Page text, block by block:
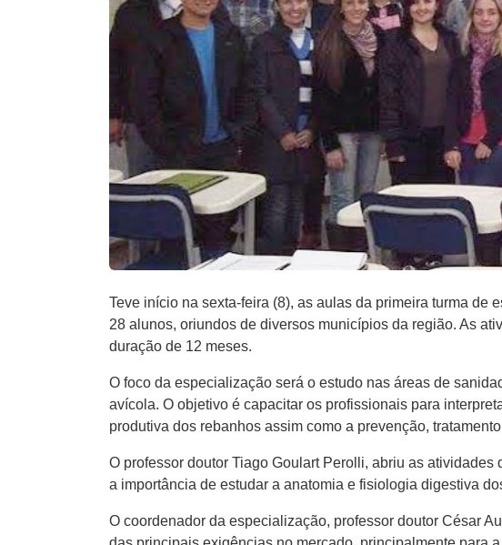
Teve início na sexta-feira (8), as aulas da primeira turma
28 alunos, oriundos de diversos municípios da região. As
duração de 12 meses.
O foco da especialização será o estudo nas áreas de
avícola. O objetivo é capacitar os profissionais para
produtiva dos rebanhos assim como a prevenção,
O professor doutor Tiago Goulart Perolli, abriu as
a importância de estudar a anatomia e fisiologia digestiva
O coordenador da especialização, professor doutor César